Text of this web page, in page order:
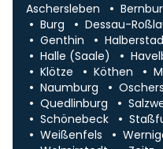
Aschersleben
Burg
Dessau-
Genthin
Halle (Saale)
Klötze
Köthen
Naumburg
Quedlinburg
Schönebeck
Weißenfels